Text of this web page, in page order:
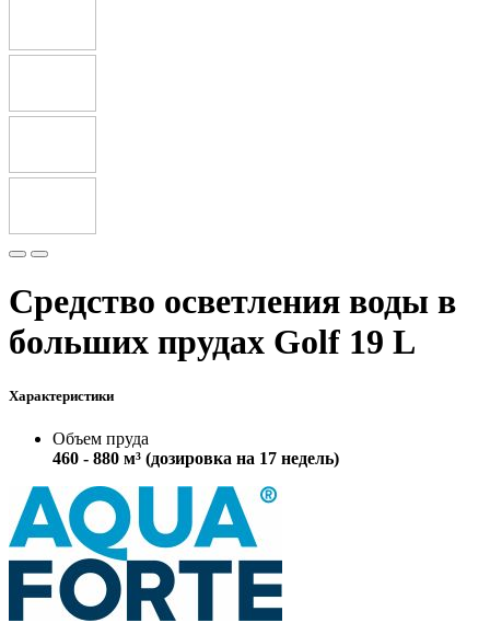
Средство осветления воды в
больших прудах Golf 19 L
Характеристики
Объем пруда
460 - 880 м³ (дозировка на 17 недель)